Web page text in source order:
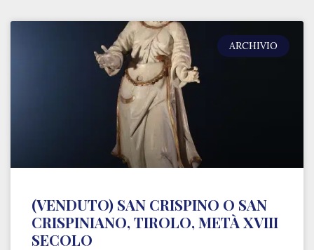
ARCHIVIO
(VENDUTO) SAN CRISPINO O SAN
CRISPINIANO, TIROLO, METÀ XVIII
SECOLO